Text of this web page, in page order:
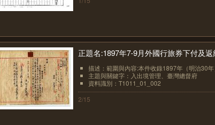
正題名:1897年7-9月外國行旅券下付及
描述：範圍與內容:本件收錄1897年（明治30
主題與關鍵字：入出境管理、臺灣總督府
資料識別：T1011_01_002
2/15